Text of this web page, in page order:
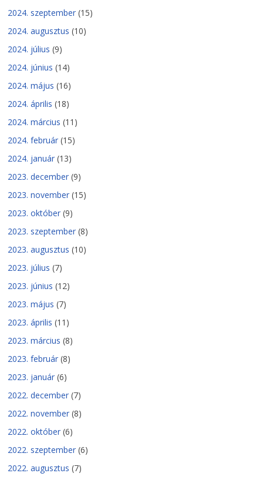
2024. szeptember (15)
2024. augusztus (10)
2024. július (9)
2024. június (14)
2024. május (16)
2024. április (18)
2024. március (11)
2024. február (15)
2024. január (13)
2023. december (9)
2023. november (15)
2023. október (9)
2023. szeptember (8)
2023. augusztus (10)
2023. július (7)
2023. június (12)
2023. május (7)
2023. április (11)
2023. március (8)
2023. február (8)
2023. január (6)
2022. december (7)
2022. november (8)
2022. október (6)
2022. szeptember (6)
2022. augusztus (7)